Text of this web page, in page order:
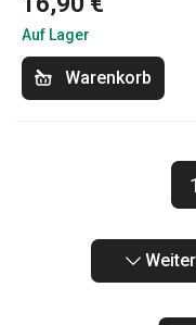
Auf Lager
Warenkorb
1